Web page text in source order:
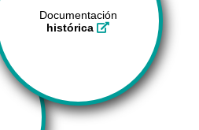
Documentación
histórica